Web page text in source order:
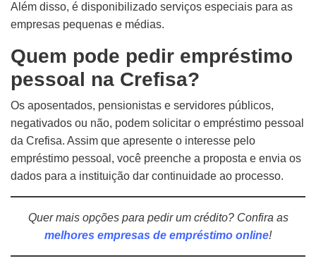
Além disso, é disponibilizado serviços especiais para as
empresas pequenas e médias.
Quem pode pedir empréstimo
pessoal na Crefisa?
Os aposentados, pensionistas e servidores públicos,
negativados ou não, podem solicitar o empréstimo pessoal
da Crefisa. Assim que apresente o interesse pelo
empréstimo pessoal, você preenche a proposta e envia os
dados para a instituição dar continuidade ao processo.
Quer mais opções para pedir um crédito? Confira as
melhores empresas de empréstimo online!